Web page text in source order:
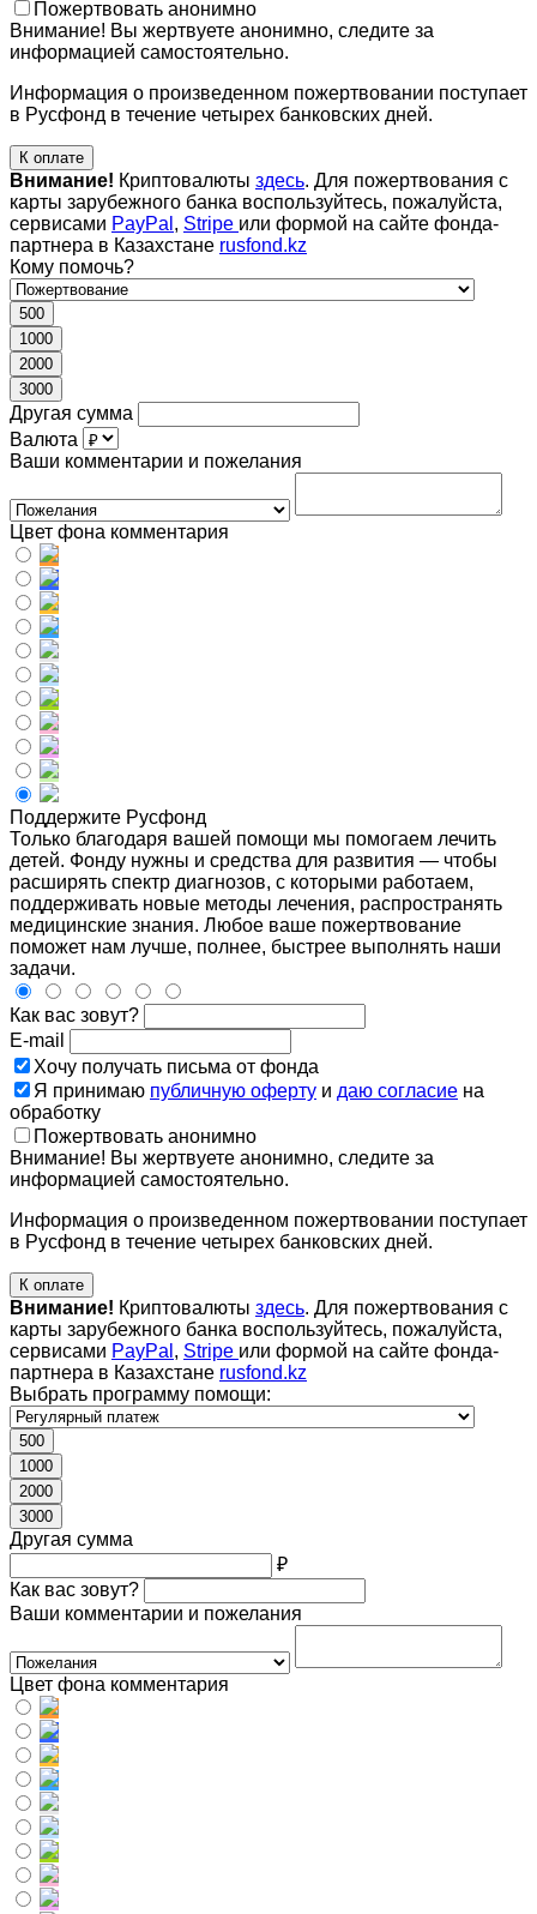
Пожертвовать анонимно
Внимание! Вы жертвуете анонимно, следите за
информацией самостоятельно.
Информация о произведенном пожертвовании поступает
в Русфонд в течение четырех банковских дней.
К оплате
Внимание! Криптовалюты здесь. Для пожертвования с
карты зарубежного банка воспользуйтесь, пожалуйста,
сервисами PayPal , Stripe или формой на сайте фонда-
партнера в Казахстане rusfond.kz
Кому помочь?
500
1000
2000
3000
Другая сумма
Валюта
Ваши комментарии и пожелания
Цвет фона комментария
Поддержите Русфонд
Только благодаря вашей помощи мы помогаем лечить
детей. Фонду нужны и средства для развития — чтобы
расширять спектр диагнозов, с которыми работаем,
поддерживать новые методы лечения, распространять
медицинские знания. Любое ваше пожертвование
поможет нам лучше, полнее, быстрее выполнять наши
задачи.
Как вас зовут?
E-mail
Хочу получать письма от фонда
Я принимаю публичную оферту и даю согласие на
обработку
Пожертвовать анонимно
Внимание! Вы жертвуете анонимно, следите за
информацией самостоятельно.
Информация о произведенном пожертвовании поступает
в Русфонд в течение четырех банковских дней.
К оплате
Внимание! Криптовалюты здесь. Для пожертвования с
карты зарубежного банка воспользуйтесь, пожалуйста,
сервисами PayPal , Stripe или формой на сайте фонда-
партнера в Казахстане rusfond.kz
Выбрать программу помощи:
500
1000
2000
3000
Другая сумма
₽
Как вас зовут?
Ваши комментарии и пожелания
Цвет фона комментария